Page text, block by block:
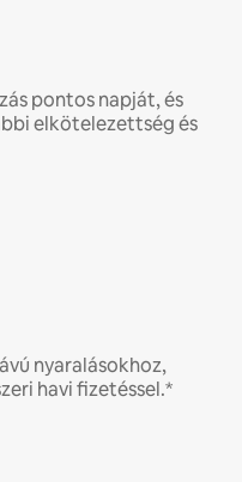
pontos napját, és
elkötelezettség és
nyaralásokhoz,
havi fizetéssel.*